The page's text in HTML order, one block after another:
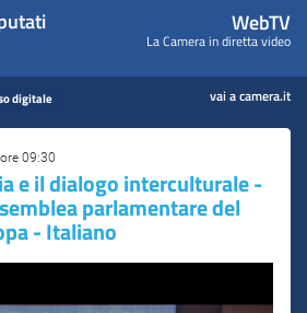
WebTV
La Camera in diretta video
digitale vai a camera.it
09:30
e il dialogo interculturale -
parlamentare del
- Italiano